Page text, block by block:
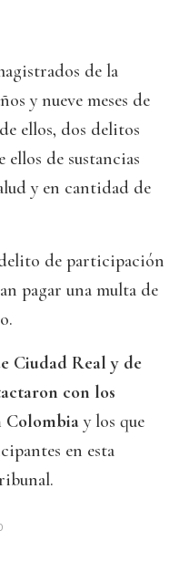
de la
y nueve meses de
ellos, dos delitos
de sustancias
y en cantidad de
de participación
pagar una multa de
Ciudad Real y de
con los
Colombia y los que
en esta